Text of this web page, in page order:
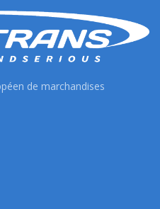
de marchandises